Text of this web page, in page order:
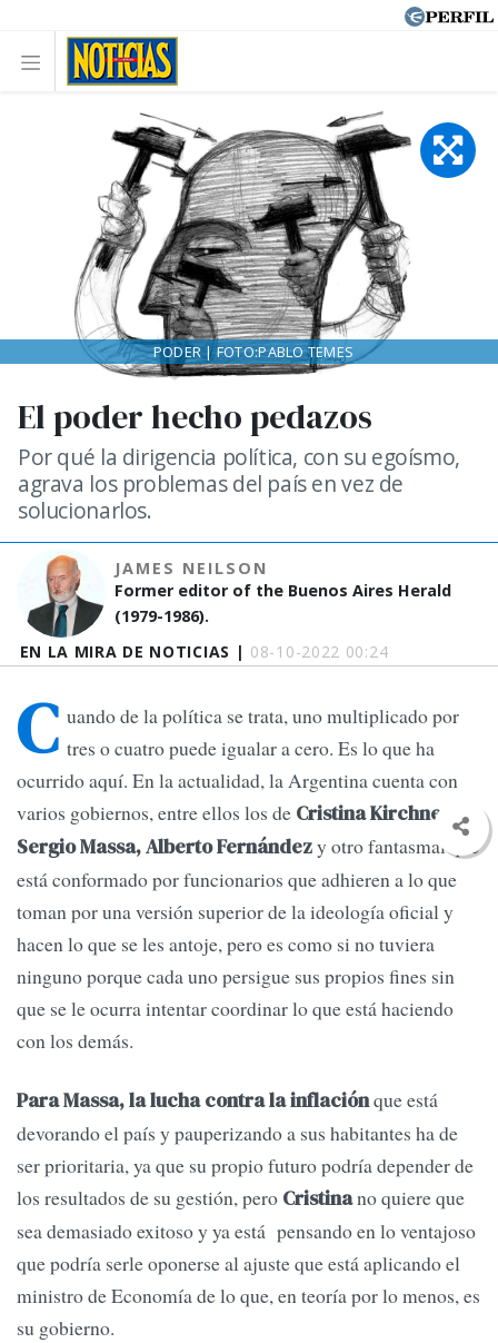
EN LA MIRA DE NOTICIAS | 08-10-2022 00:24
El poder hecho pedazos
Por qué la dirigencia política, con su egoísmo,
agrava los problemas del país en vez de
solucionarlos.
JAMES NEILSON
Former editor of the Buenos Aires Herald
(1979-1986).
PODER | FOTO:PABLO TEMES
C uando de la política se trata, uno multiplicado por
tres o cuatro puede igualar a cero. Es lo que ha
ocurrido aquí. En la actualidad, la Argentina cuenta con
varios gobiernos, entre ellos los de Cristina Kirchner,
Sergio Massa, Alberto Fernándezy otro fantasmal que
está conformado por funcionarios que adhieren a lo que
toman por una versión superior de la ideología oficial y
hacen lo que se les antoje, pero es como si no tuviera
ninguno porque cada uno persigue sus propios fines sin
que se le ocurra intentar coordinar lo que está haciendo
con los demás.
Para Massa, la lucha contra la inflaciónque está
devorando el país y pauperizando a sus habitantes ha de
ser prioritaria, ya que su propio futuro podría depender de
los resultados de su gestión, pero Cristinano quiere que
sea demasiado exitoso y ya está pensando en lo ventajoso
que podría serle oponerse al ajuste que está aplicando el
ministro de Economía de lo que, en teoría por lo menos, es
su gobierno.